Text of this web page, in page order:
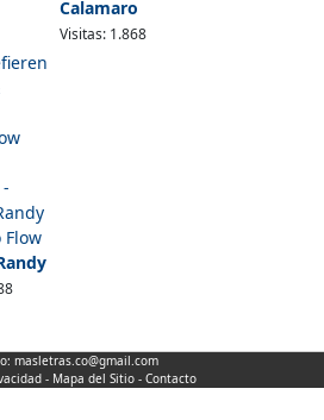
Calamaro
Visitas: 1.868
masletras.co@gmail.com
- Mapa del Sitio - Contacto